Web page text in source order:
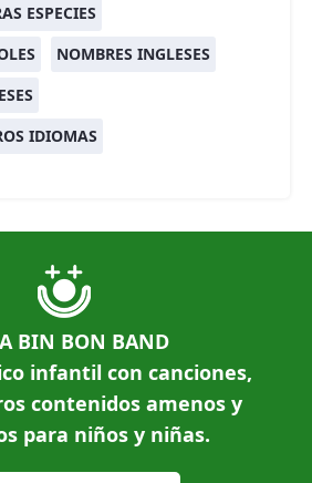
ESPECIES
NOMBRES INGLESES
IDIOMAS
BIN BON BAND
infantil con canciones,
contenidos amenos y
para niños y niñas.